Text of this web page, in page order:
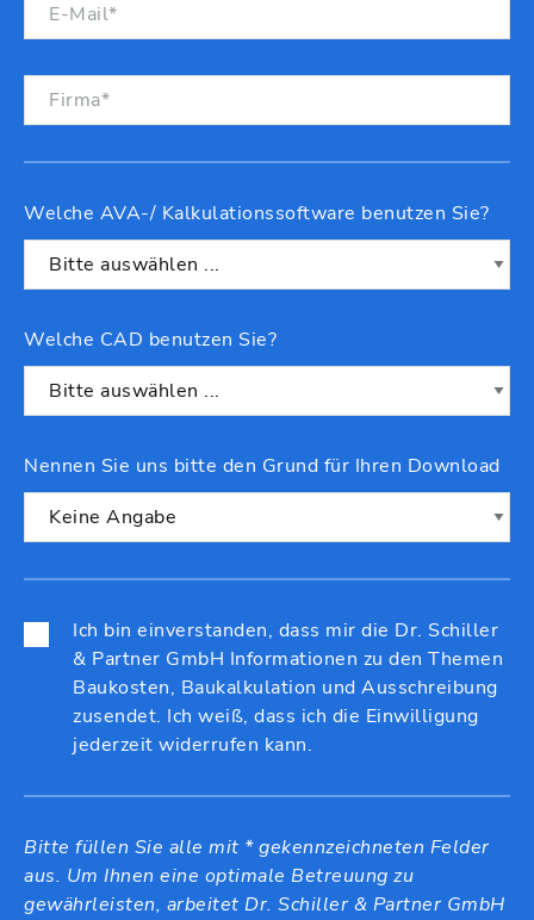
Welche AVA-/ Kalkulationssoftware benutzen Sie?
Welche CAD benutzen Sie?
Nennen Sie uns bitte den Grund für Ihren Download
Ich bin einverstanden, dass mir die Dr. Schiller
& Partner GmbH Informationen zu den Themen
Baukosten, Baukalkulation und Ausschreibung
zusendet. Ich weiß, dass ich die Einwilligung
jederzeit widerrufen kann.
Bitte füllen Sie alle mit * gekennzeichneten Felder
aus. Um Ihnen eine optimale Betreuung zu
gewährleisten, arbeitet Dr. Schiller & Partner GmbH